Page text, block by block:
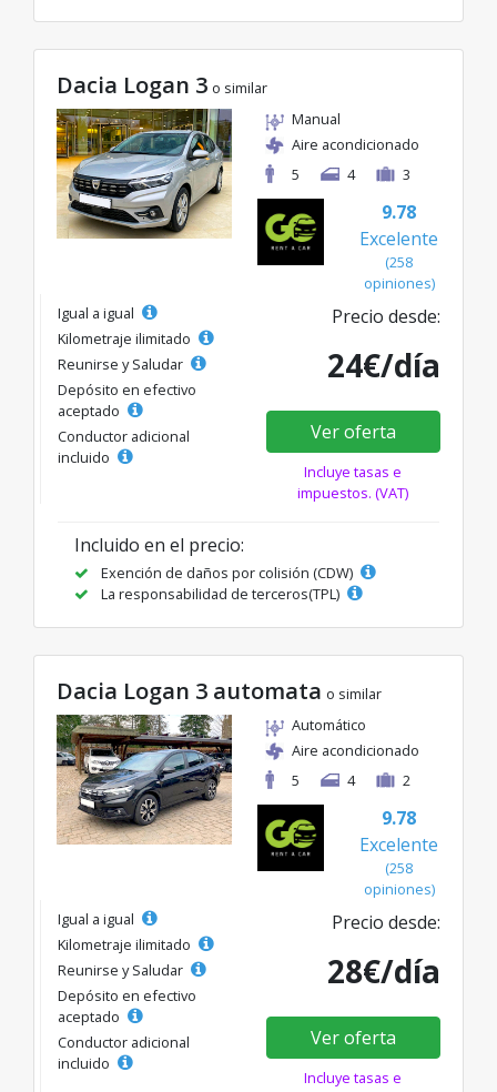
Dacia Logan 3 o similar
Manual
Aire acondicionado
5
4 3
9.78
Excelente
(258
opiniones)
Igual a igual
Kilometraje ilimitado
Reunirse y Saludar
Depósito en efectivo
aceptado
Conductor adicional
incluido
Precio desde:
24€/día
Ver oferta
Incluye tasas e
impuestos. (VAT)
Incluido en el precio:
Exención de daños por colisión (CDW)
La responsabilidad de terceros(TPL)
Dacia Logan 3 automata o similar
Automático
Aire acondicionado
5
4 2
9.78
Excelente
(258
opiniones)
Igual a igual
Kilometraje ilimitado
Reunirse y Saludar
Depósito en efectivo
aceptado
Conductor adicional
incluido
Precio desde:
28€/día
Ver oferta
Incluye tasas e